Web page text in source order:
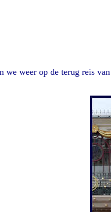
we weer op de terug reis